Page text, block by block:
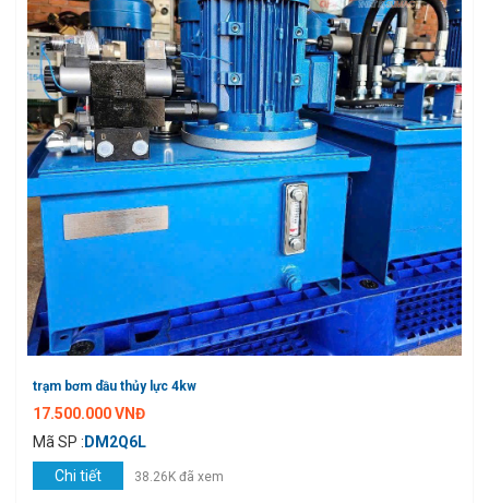
trạm bơm dầu thủy lực 4kw
17.500.000 VNĐ
Mã SP : DM2Q6L
Chi tiết
38.26K đã xem